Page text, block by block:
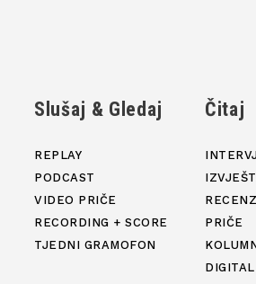
Slušaj & Gledaj
REPLAY
PODCAST
VIDEO PRIČE
RECORDING + SCORE
TJEDNI GRAMOFON
Čitaj
PRIČE